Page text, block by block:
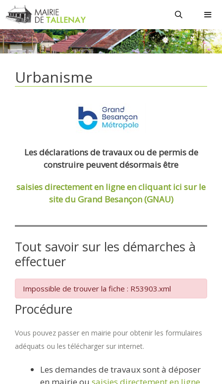
Aller
au
contenu
Urbanisme
Les déclarations de travaux ou de permis de
construire peuvent désormais être
saisies directement en ligneen cliquant ici sur le
site du Grand Besançon (GNAU)
Tout savoir sur les démarches à
effectuer
Impossible de trouver la fiche : R53903.xml
Procédure
Vous pouvez passer en mairie pour obtenir les formulaires
adéquats ou les télécharger sur internet.
Les demandes de travaux sont à déposer